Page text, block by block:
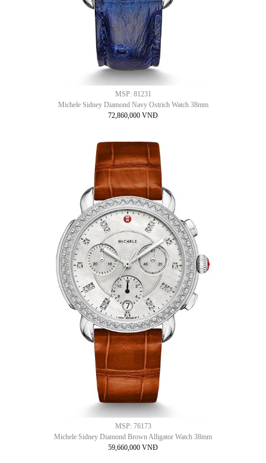
MSP: 81231
Michele Sidney Diamond Navy Ostrich Watch 38mm
72,860,000 VNĐ
MSP: 76173
Michele Sidney Diamond Brown Alligator Watch 38mm
59,660,000 VNĐ